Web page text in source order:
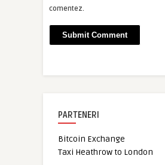
comentez.
PARTENERI
Bitcoin Exchange
Taxi Heathrow to London